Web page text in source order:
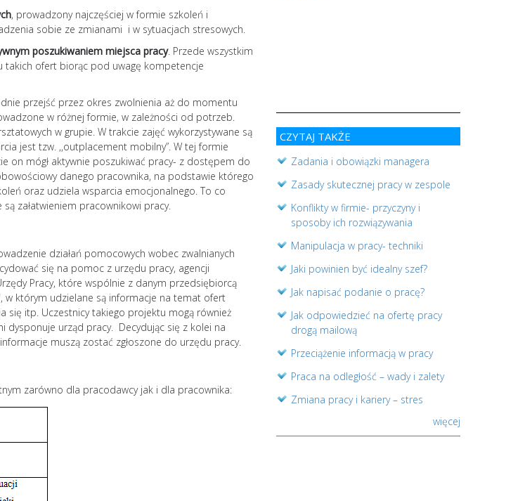
, prowadzony najczęściej w formie szkoleń i
sobie ze zmianami i w sytuacjach stresowych.
poszukiwaniem miejsca pracy. Przede wszystkim
takich ofert biorąc pod uwagę kompetencje
przejść przez okres zwolnienia aż do momentu
w różnej formie, w zależności od potrzeb.
w grupie. W trakcie zajęć wykorzystywane są
jest tzw. ,,outplacement mobilny”. W tej formie
on mógł aktywnie poszukiwać pracy- z dostępem do
danego pracownika, na podstawie którego
oraz udziela wsparcia emocjonalnego. To co
załatwieniem pracownikowi pracy.
działań pomocowych wobec zwalnianych
się na pomoc z urzędu pracy, agencji
Pracy, które wspólnie z danym przedsiębiorcą
w którym udzielane są informacje na temat ofert
się itp. Uczestnicy takiego projektu mogą również
urząd pracy. Decydując się z kolei na
muszą zostać zgłoszone do urzędu pracy.
zarówno dla pracodawcy jak i dla pracownika:
czytaj dalej...
CZYTAJ TAKŻE
Zadania i obowiązki managera
Zasady skutecznej pracy w zespole
Konflikty w firmie- przyczyny i
sposoby ich rozwiązywania
Manipulacja w pracy- techniki
Jaki powinien być idealny szef?
Jak napisać podanie o pracę?
Jak odpowiedzieć na ofertę pracy
drogą mailową
Przeciążenie informacją w pracy
Praca na odległość – wady i zalety
Zmiana pracy i kariery – stres
więcej